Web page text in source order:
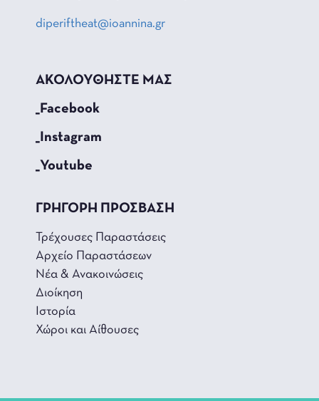
diperiftheat@ioannina.gr
ΑΚΟΛΟΥΘΗΣΤΕ ΜΑΣ
_Facebook
_Instagram
_Youtube
ΓΡΗΓΟΡΗ ΠΡΟΣΒΑΣΗ
Τρέχουσες Παραστάσεις
Αρχείο Παραστάσεων
Νέα & Ανακοινώσεις
Διοίκηση
Ιστορία
Χώροι και Αίθουσες